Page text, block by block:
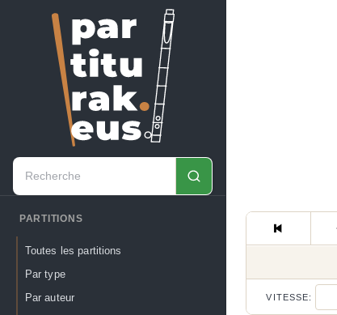
PARTITIONS
Toutes les partitions
Par type
Par auteur
VITESSE: